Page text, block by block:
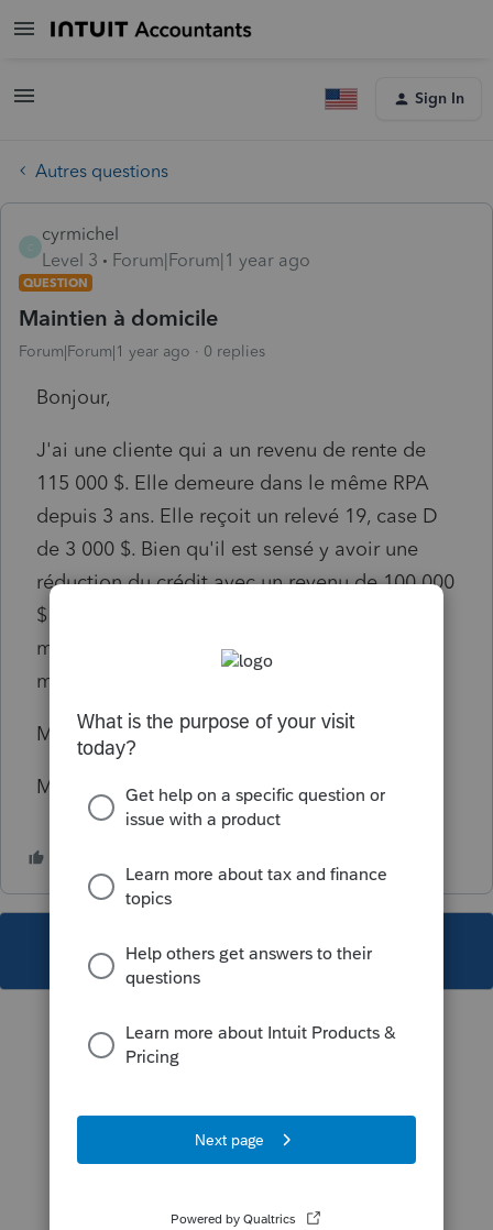
Sign In
Autres questions
cyrmichel
Level 3
Forum|Forum|1 year ago
QUESTION
Maintien à domicile
Forum|Forum|1 year ago 0 replies
Bonjour,
J'ai une cliente qui a un revenu de rente de
115 000 $. Elle demeure dans le même RPA
depuis 3 ans. Elle reçoit un relevé 19, case D
de 3 000 $. Bien qu'il est sensé y avoir une
réduction du crédit avec un revenu de 100 000
$ et plus, écrit-on quand même le même
montant à la ligne 458 de la TP1 que le
montant de la case D du relevé 19 ?
Merci.
Michel
This topic has been closed for replies.